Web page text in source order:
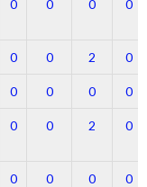
0 0 0 0
0 0 2 0
0 0 0 0
0 0 2 0
0 0 0 0